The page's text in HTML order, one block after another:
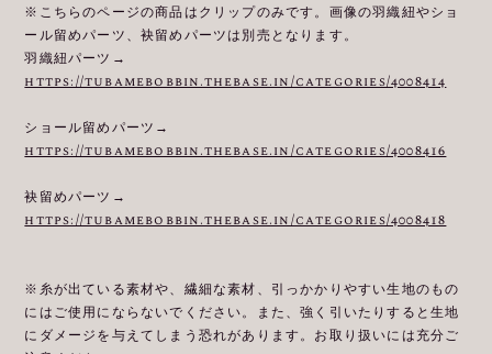
※こちらのページの商品はクリップのみです。画像の羽織紐やショ
ール留めパーツ、袂留めパーツは別売となります。
羽織紐パーツ→
https://tubamebobbin.thebase.in/categories/4008414
ショール留めパーツ→
https://tubamebobbin.thebase.in/categories/4008416
袂留めパーツ→
https://tubamebobbin.thebase.in/categories/4008418
※糸が出ている素材や、繊細な素材、引っかかりやすい生地のもの
にはご使用にならないでください。また、強く引いたりすると生地
にダメージを与えてしまう恐れがあります。お取り扱いには充分ご